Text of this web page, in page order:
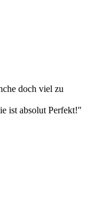
doch viel zu
ist absolut Perfekt!"